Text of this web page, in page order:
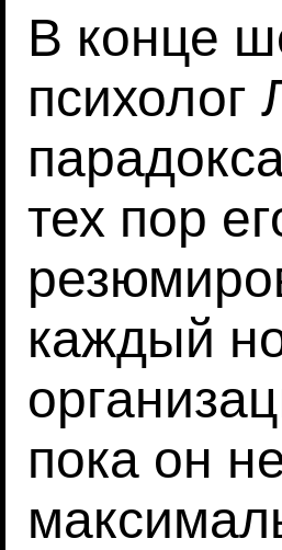
В конце
психолог
тех пор
каждый
пока он